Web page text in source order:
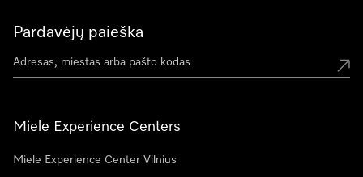
Pardavėjų paieška
Miele Experience Centers
Miele Experience Center Vilnius